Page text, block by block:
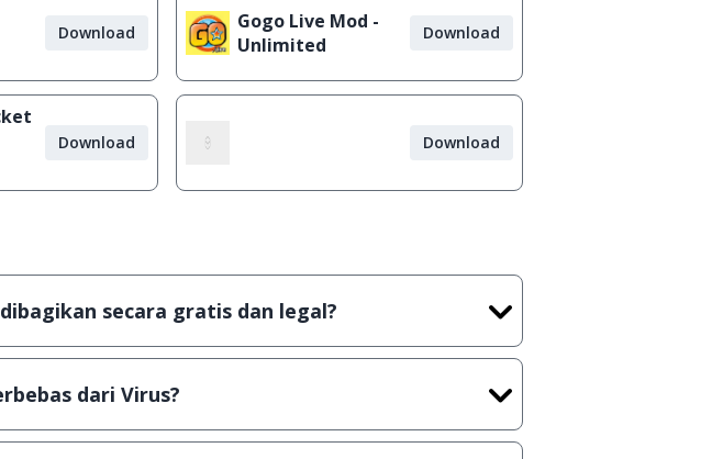
Download
Gogo Live Mod -
Unlimited
Download
Download Download
secara gratis dan legal?
dan legal, dalam artian tidak (bajakan) hasil crack,
dari Virus?
(Kaspersky, AVG & Avast) sebelum menerbitkan suatu